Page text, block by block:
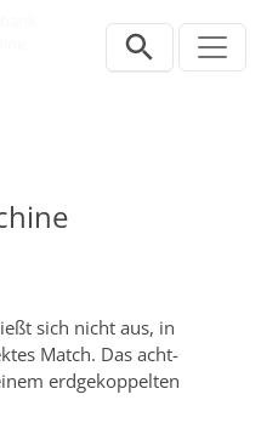
sich nicht aus, in
Match. Das acht-
erdgekoppelten